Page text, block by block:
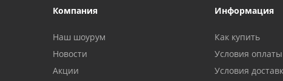
Компания
Наш шоурум
Новости
Акции
Информация
Как купить
Условия оплаты
Условия